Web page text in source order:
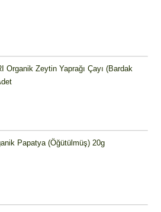
Organik Zeytin Yaprağı Çayı (Bardak
Papatya (Öğütülmüş) 20g